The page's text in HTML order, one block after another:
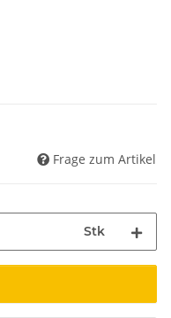
Frage zum Artikel
Stk